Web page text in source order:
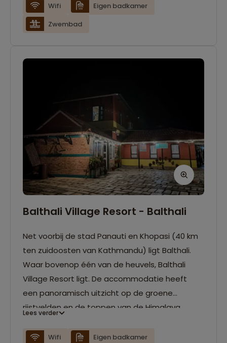
Wifi
Eigen badkamer
Zwembad
Balthali Village Resort - Balthali
Net voorbij de stad Panauti en Khopasi (40 km
ten zuidoosten van Kathmandu) ligt Balthali.
Waar bovenop één van de heuvels, Balthali
Village Resort ligt. De accommodatie heeft
een panoramisch uitzicht op de groene
rijstvelden en de toppen van de Himalaya.
restaurant en tuin. Verder zijn de kamers
Lees verder
Wifi Eigen badkamer